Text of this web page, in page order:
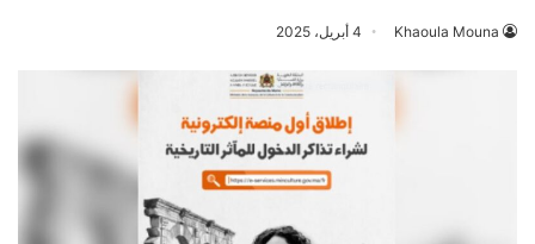
Khaoula Mouna 4 أبريل، 2025